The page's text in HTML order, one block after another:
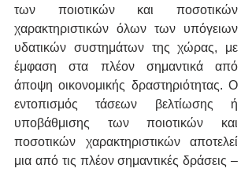
των ποιοτικών και ποσοτικών
χαρακτηριστικών όλων των υπόγειων
υδατικών συστημάτων της χώρας, με
έμφαση στα πλέον σημαντικά από
άποψη οικονομικής δραστηριότητας. Ο
εντοπισμός τάσεων βελτίωσης ή
υποβάθμισης των ποιοτικών και
ποσοτικών χαρακτηριστικών αποτελεί
μια από τις πλέον σημαντικές δράσεις –